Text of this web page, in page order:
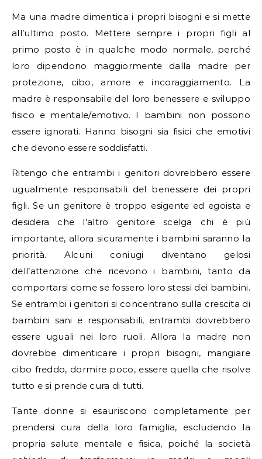
Ma una madre dimentica i propri bisogni e si mette
all’ultimo posto. Mettere sempre i propri figli al
primo posto è in qualche modo normale, perché
loro dipendono maggiormente dalla madre per
protezione, cibo, amore e incoraggiamento. La
madre è responsabile del loro benessere e sviluppo
fisico e mentale/emotivo. I bambini non possono
essere ignorati. Hanno bisogni sia fisici che emotivi
che devono essere soddisfatti.
Ritengo che entrambi i genitori dovrebbero essere
ugualmente responsabili del benessere dei propri
figli. Se un genitore è troppo esigente ed egoista e
desidera che l’altro genitore scelga chi è più
importante, allora sicuramente i bambini saranno la
priorità. Alcuni coniugi diventano gelosi
dell’attenzione che ricevono i bambini, tanto da
comportarsi come se fossero loro stessi dei bambini.
Se entrambi i genitori si concentrano sulla crescita di
bambini sani e responsabili, entrambi dovrebbero
essere uguali nei loro ruoli. Allora la madre non
dovrebbe dimenticare i propri bisogni, mangiare
cibo freddo, dormire poco, essere quella che risolve
tutto e si prende cura di tutti.
Tante donne si esauriscono completamente per
prendersi cura della loro famiglia, escludendo la
propria salute mentale e fisica, poiché la società